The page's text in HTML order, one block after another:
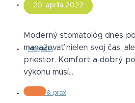
Roadshow
Magazín
Práca & prax
20. apríla 2022
Moderný stomatológ dnes
manažovať nielen svoj čas,
priestor. Komfort a dobrý
výkonu musí…